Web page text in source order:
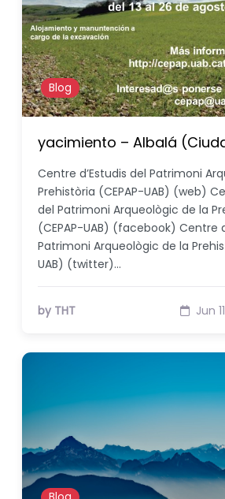
Blog
yacimiento – Albalá
Centre d’Estudis del Patrimoni
Prehistòria (CEPAP-UAB) (web)
del Patrimoni Arqueològic de la
(CEPAP-UAB) (facebook) Centre
Patrimoni Arqueològic de la
UAB) (twitter)…
by THT Jun 11